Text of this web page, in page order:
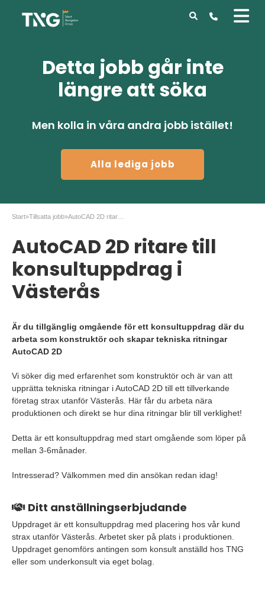
Detta jobb går inte
längre att söka
Men kolla in våra andra jobb istället!
Alla lediga jobb
Start»Tillsatta jobb»
AutoCAD 2D ritare till
konsultuppdrag i
Västerås
Är du tillgänglig omgående för ett konsultuppdrag där du
arbeta som konstruktör och skapar tekniska ritningar
AutoCAD 2D
Vi söker dig med erfarenhet som konstruktör och är van att
upprätta tekniska ritningar i AutoCAD 2D till ett tillverkande
företag strax utanför Västerås. Här får du arbeta nära
produktionen och direkt se hur dina ritningar blir till verklighet!
Detta är ett konsultuppdrag med start omgående som löper på
mellan 3-6månader.
Intresserad? Välkommen med din ansökan redan idag!
Ditt anställningserbjudande
Uppdraget är ett konsultuppdrag med placering hos vår kund
strax utanför Västerås. Arbetet sker på plats i produktionen.
Uppdraget genomförs antingen som konsult anställd hos TNG
eller som underkonsult via eget bolag.